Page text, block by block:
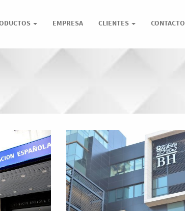
EMPRESA CLIENTES CONTACTO